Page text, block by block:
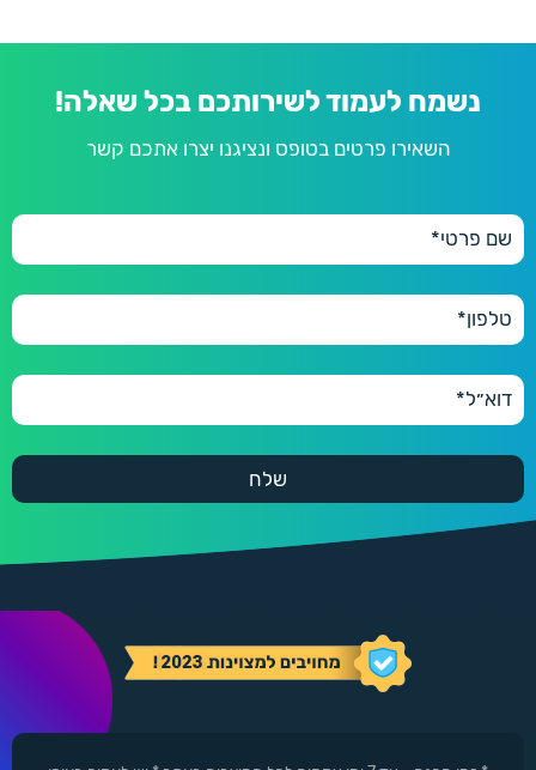
נשמח לעמוד לשירותכם בכל שאלה!
השאירו פרטים בטופס ונציגנו יצרו אתכם קשר